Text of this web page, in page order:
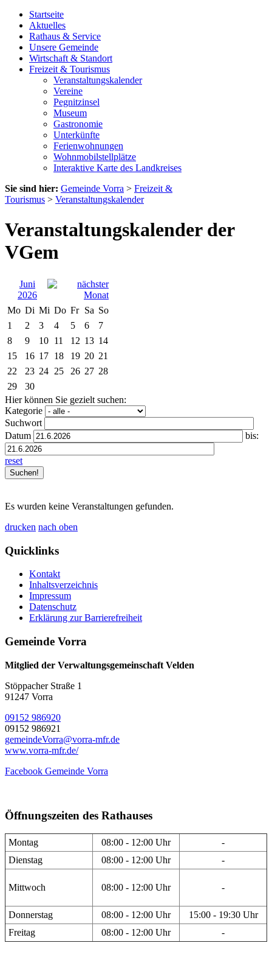
Startseite
Aktuelles
Rathaus & Service
Unsere Gemeinde
Wirtschaft & Standort
Freizeit & Tourismus
Veranstaltungskalender
Vereine
Pegnitzinsel
Museum
Gastronomie
Unterkünfte
Ferienwohnungen
Wohnmobilstellplätze
Interaktive Karte des Landkreises
Sie sind hier: Gemeinde Vorra > Freizeit &
Tourismus > Veranstaltungskalender
Veranstaltungskalender der
VGem
Juni
2026
Mo Di Mi Do Fr Sa So
1
2 3 4 5 6
7
8
9 10 11 12 13 14
15
16 17 18 19 20 21
22
23 24 25 26 27 28
29
30
Hier können Sie gezielt suchen:
Kategorie
Suchwort
Datum
bis:
reset
Es wurden keine Veranstaltungen gefunden.
drucken nach oben
Quicklinks
Kontakt
Inhaltsverzeichnis
Impressum
Datenschutz
Erklärung zur Barrierefreiheit
Gemeinde Vorra
Mitglied der Verwaltungsgemeinschaft Velden
Stöppacher Straße 1
91247 Vorra
09152 986920
09152 986921
gemeindeVorra@vorra-mfr.de
www.vorra-mfr.de/
Facebook Gemeinde Vorra
Öffnungszeiten des Rathauses
Montag 08:00 - 12:00 Uhr
-
Dienstag
08:00 - 12:00 Uhr -
Mittwoch 08:00 - 12:00 Uhr -
Donnerstag 08:00 - 12:00 Uhr
15:00 - 19:30 Uhr
Freitag
08:00 - 12:00 Uhr -